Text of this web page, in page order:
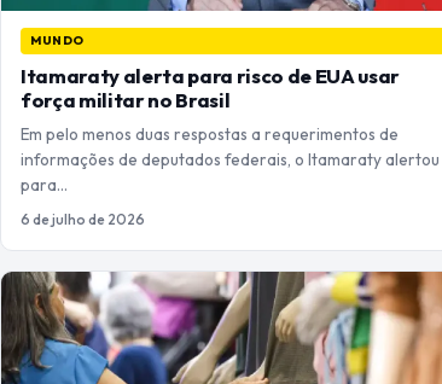
MUNDO
Itamaraty alerta para risco de EUA usar
força militar no Brasil
Em pelo menos duas respostas a requerimentos de
informações de deputados federais, o Itamaraty alertou
para…
6 de julho de 2026